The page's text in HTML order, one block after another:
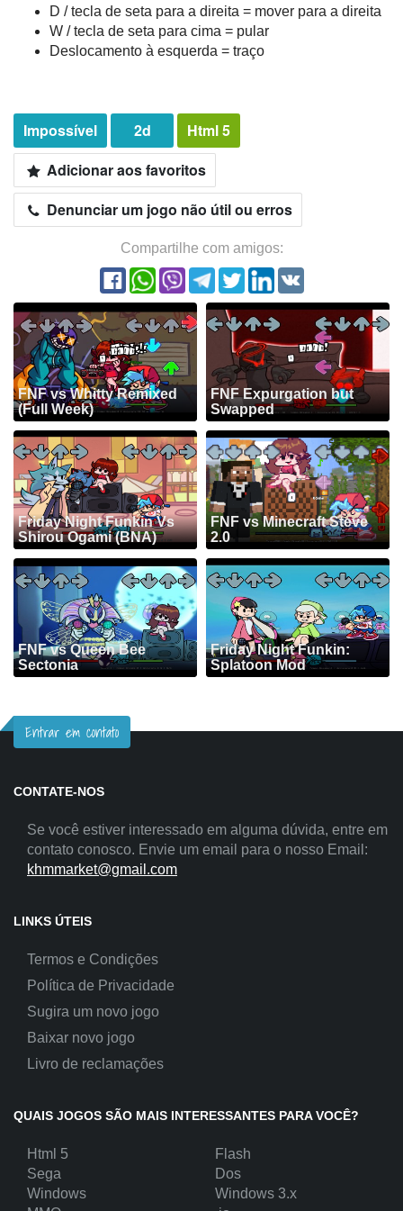
D / tecla de seta para a direita = mover para a direita
W / tecla de seta para cima = pular
Deslocamento à esquerda = traço
Impossível 2d
Html 5
Adicionar aos favoritos
Denunciar um jogo não útil ou erros
Compartilhe com amigos:
FNF vs Whitty Remixed
(Full Week)
FNF Expurgation but
Swapped
Friday Night Funkin Vs
Shirou Ogami (BNA)
FNF vs Minecraft Steve
2.0
FNF vs Queen Bee
Sectonia
Friday Night Funkin:
Splatoon Mod
Entrar em contato
CONTATE-NOS
Se você estiver interessado em alguma dúvida, entre em
contato conosco. Envie um email para o nosso Email:
khmmarket@gmail.com
LINKS ÚTEIS
Termos e Condições
Política de Privacidade
Sugira um novo jogo
Baixar novo jogo
Livro de reclamações
QUAIS JOGOS SÃO MAIS INTERESSANTES PARA VOCÊ?
Html 5
Flash
Sega
Dos
Windows
Windows 3.x